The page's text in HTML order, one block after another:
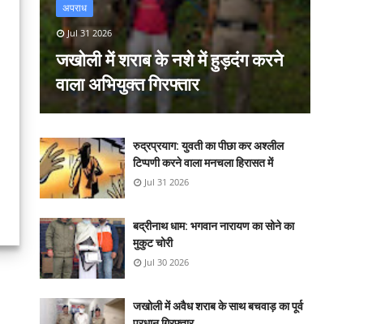
अपराध
Jul 31 2026
जखोली में शराब के नशे में हुड़दंग करने
वाला अभियुक्त गिरफ्तार
रुद्रप्रयाग: युवती का पीछा कर अश्लील
टिप्पणी करने वाला मनचला हिरासत में
Jul 31 2026
बद्रीनाथ धाम: भगवान नारायण का सोने का
मुकुट चोरी
Jul 30 2026
जखोली में अवैध शराब के साथ बचवाड़ का पूर्व